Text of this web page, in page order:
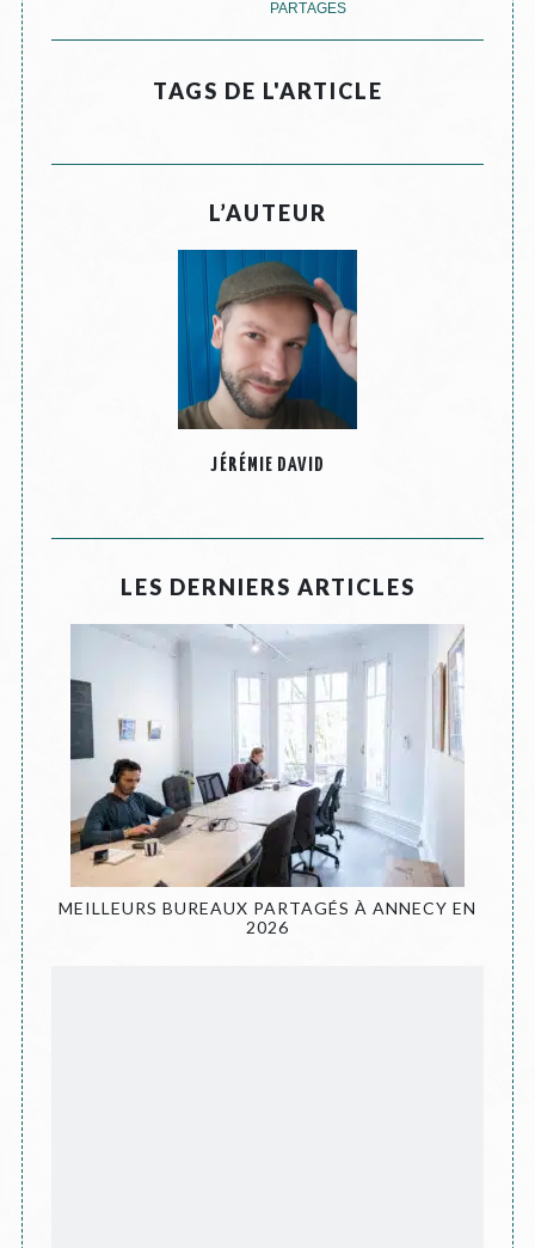
TAGS DE L'ARTICLE
L’AUTEUR
JÉRÉMIE DAVID
LES DERNIERS ARTICLES
MEILLEURS BUREAUX PARTAGÉS À ANNECY EN
2026